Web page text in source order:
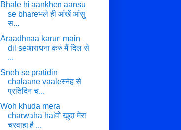
Bhale hi aankhen aansu
se bhareभले ही आंखें आंसु
स...
Araadhnaa karun main
dil seआराधना करुं मैं दिल से
...
Sneh se pratidin
chalaane vaaleस्नेह से
प्रतिदिन च...
Woh khuda mera
charwaha haiवो खुदा मेरा
चरवाहा है ...